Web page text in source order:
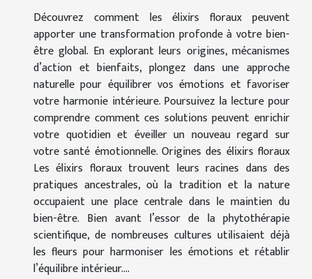
Découvrez comment les élixirs floraux peuvent
apporter une transformation profonde à votre bien-
être global. En explorant leurs origines, mécanismes
d’action et bienfaits, plongez dans une approche
naturelle pour équilibrer vos émotions et favoriser
votre harmonie intérieure. Poursuivez la lecture pour
comprendre comment ces solutions peuvent enrichir
votre quotidien et éveiller un nouveau regard sur
votre santé émotionnelle. Origines des élixirs floraux
Les élixirs floraux trouvent leurs racines dans des
pratiques ancestrales, où la tradition et la nature
occupaient une place centrale dans le maintien du
bien-être. Bien avant l’essor de la phytothérapie
scientifique, de nombreuses cultures utilisaient déjà
les fleurs pour harmoniser les émotions et rétablir
l’équilibre intérieur....